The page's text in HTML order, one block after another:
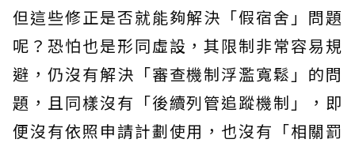
但這些修正是否就能夠解決「假宿舍」問題
呢？恐怕也是形同虛設，其限制非常容易規
避，仍沒有解決「審查機制浮濫寬鬆」的問
題，且同樣沒有「後續列管追蹤機制」，即
便沒有依照申請計劃使用，也沒有「相關罰